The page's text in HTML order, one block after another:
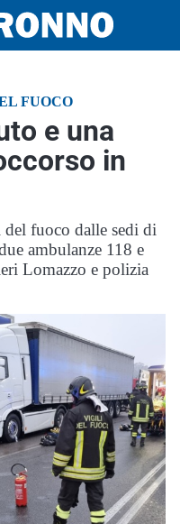
FUOCO
e una
in
fuoco dalle sedi di
ambulanze 118 e
Lomazzo e polizia